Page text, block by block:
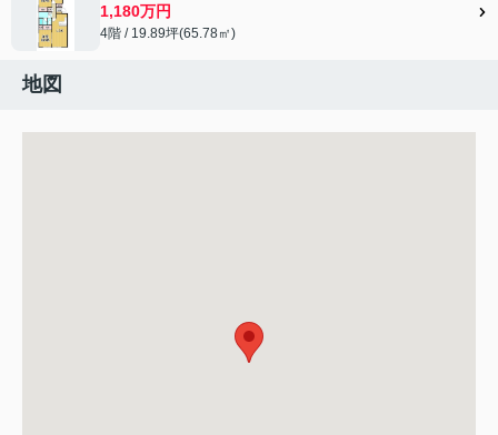
1,180万円
4階 / 19.89坪(65.78㎡)
地図